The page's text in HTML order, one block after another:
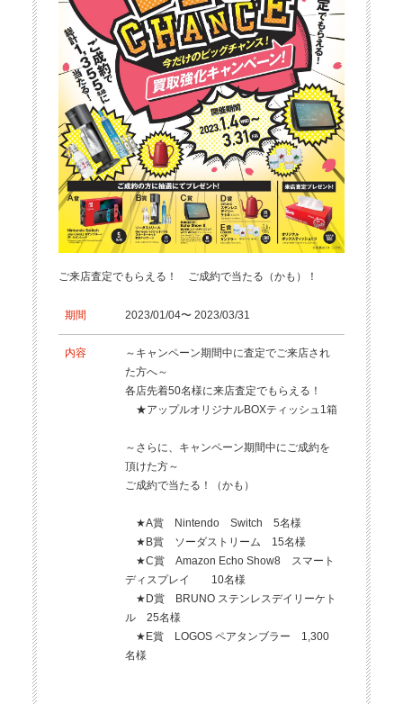
ご来店査定でもらえる！ ご成約で当たる（かも）！
期間 2023/01/04〜 2023/03/31
内容
～キャンペーン期間中に査定でご来店され
た方へ～
各店先着50名様に来店査定でもらえる！
★アップルオリジナルBOXティッシュ1箱
～さらに、キャンペーン期間中にご成約を
頂けた方～
ご成約で当たる！（かも）
★A賞 Nintendo Switch 5名様
★B賞 ソーダストリーム 15名様
★C賞 Amazon Echo Show8 スマート
ディスプレイ 10名様
★D賞 BRUNO ステンレスデイリーケト
ル 25名様
★E賞 LOGOS ペアタンブラー 1,300
名様